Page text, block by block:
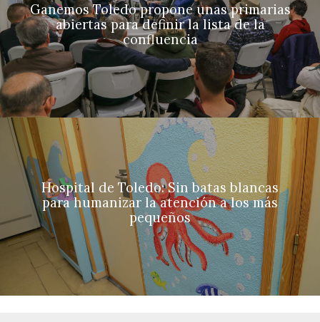
Ganemos Toledo propone unas primarias
abiertas para definir la lista de la
confluencia
Hospital de Toledo: Sin batas blancas
para humanizar la atención a los más
pequeños